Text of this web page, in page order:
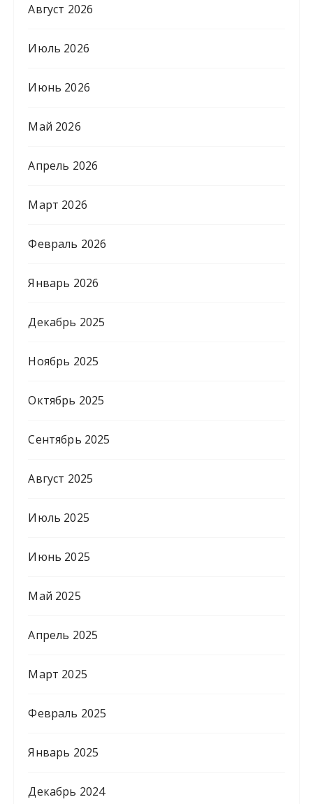
Август 2026
Июль 2026
Июнь 2026
Май 2026
Апрель 2026
Март 2026
Февраль 2026
Январь 2026
Декабрь 2025
Ноябрь 2025
Октябрь 2025
Сентябрь 2025
Август 2025
Июль 2025
Июнь 2025
Май 2025
Апрель 2025
Март 2025
Февраль 2025
Январь 2025
Декабрь 2024